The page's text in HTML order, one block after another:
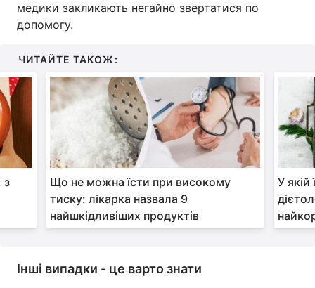
медики закликають негайно звертатися по
допомогу.
ЧИТАЙТЕ ТАКОЖ:
з
Що не можна їсти при високому
тиску: лікарка назвала 9
найшкідливіших продуктів
У
Інші випадки - це варто знати